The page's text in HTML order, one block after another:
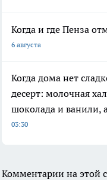
Когда и где Пенза
6 августа
Когда дома нет
десерт: молочная
шоколада и ванили,
03:30
Комментарии на этой